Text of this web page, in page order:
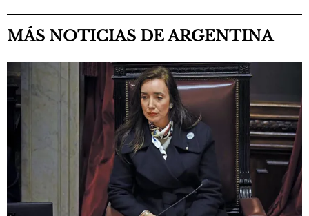
MÁS NOTICIAS DE ARGENTINA